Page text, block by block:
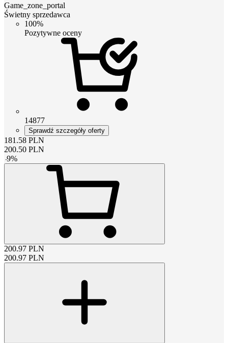
Game_zone_portal
Świetny sprzedawca
100%
Pozytywne oceny
14877
Sprawdź szczegóły oferty
181.58 PLN
200.50 PLN
-9%
200.97 PLN
200.97 PLN